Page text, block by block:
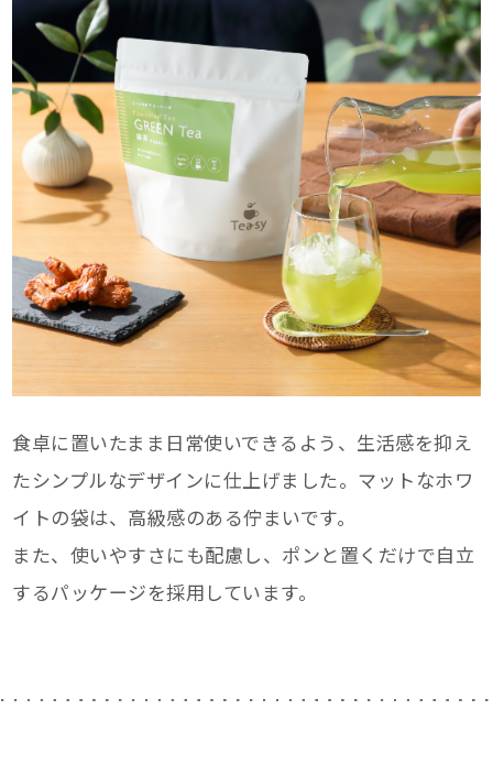
食卓に置いたまま日常使いできるよう、生活感を抑え
たシンプルなデザインに仕上げました。マットなホワ
イトの袋は、高級感のある佇まいです。
また、使いやすさにも配慮し、ポンと置くだけで自立
するパッケージを採用しています。